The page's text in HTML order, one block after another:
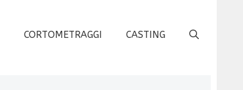
CORTOMETRAGGI CASTING